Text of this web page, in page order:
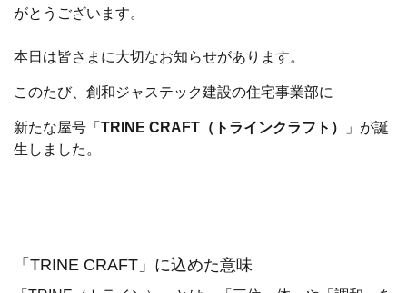
がとうございます。
本日は皆さまに大切なお知らせがあります。
このたび、創和ジャステック建設の住宅事業部に
新たな屋号「 TRINE CRAFT（トラインクラフト）
」が誕
生しました。
「TRINE CRAFT」に込めた意味